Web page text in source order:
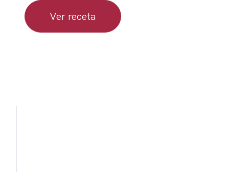
Ver receta